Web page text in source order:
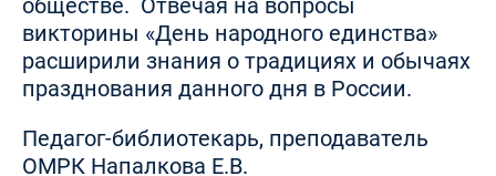
обществе. Отвечая на вопросы
викторины «День народного единства»
расширили знания о традициях и обычаях
празднования данного дня в России.
Педагог-библиотекарь, преподаватель
ОМРК Напалкова Е.В.